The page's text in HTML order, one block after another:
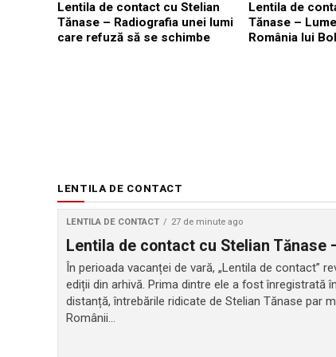
Lentila de contact cu Stelian
Tănase – Radiografia unei lumi
care refuză să se schimbe
Lentila de
Tănase –
România lui
LENTILA DE CONTACT
LENTILA DE CONTACT 27 de minute ago
Lentila de contact cu Stelian Tănase
În perioada vacanței de vară, „Lentila de contact”
ediții din arhivă. Prima dintre ele a fost înregistrată
distanță, întrebările ridicate de Stelian Tănase par
Românii...